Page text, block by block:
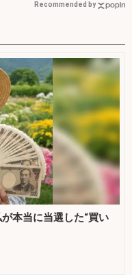
Recommended by
本当に当選した“買い